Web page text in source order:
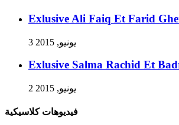
Exlusive Ali Faiq Et Farid
3 يونيو, 2015
Exlusive Salma Rachid Et
2 يونيو, 2015
فيديوهات كلاسيكية